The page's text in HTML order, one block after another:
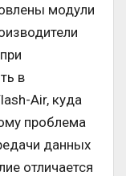
модули
в
Air, куда
проблема
данных
отличается